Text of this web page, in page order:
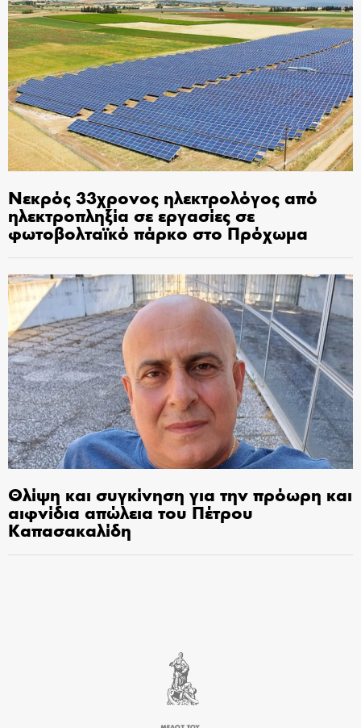
Νεκρός 33χρονος ηλεκτρολόγος από
ηλεκτροπληξία σε εργασίες σε
φωτοβολταϊκό πάρκο στο Πρόχωμα
Θλίψη και συγκίνηση για την πρόωρη και
αιφνίδια απώλεια του Πέτρου
Καπασακαλίδη